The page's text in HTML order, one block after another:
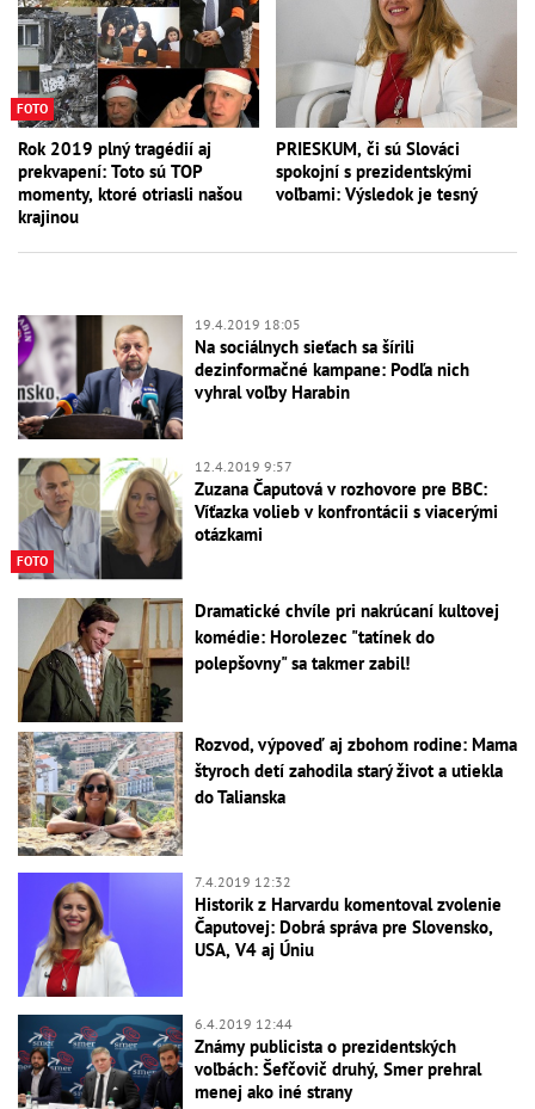
FOTO
Rok 2019 plný tragédií aj
prekvapení: Toto sú TOP
momenty, ktoré otriasli našou
krajinou
PRIESKUM, či sú Slováci
spokojní s prezidentskými
voľbami: Výsledok je tesný
19.4.2019 18:05
Na sociálnych sieťach sa šírili
dezinformačné kampane: Podľa nich
vyhral voľby Harabin
FOTO
12.4.2019 9:57
Zuzana Čaputová v rozhovore pre BBC:
Víťazka volieb v konfrontácii s viacerými
otázkami
Dramatické chvíle pri nakrúcaní kultovej
komédie: Horolezec "tatínek do
polepšovny" sa takmer zabil!
Rozvod, výpoveď aj zbohom rodine: Mama
štyroch detí zahodila starý život a utiekla
do Talianska
7.4.2019 12:32
Historik z Harvardu komentoval zvolenie
Čaputovej: Dobrá správa pre Slovensko,
USA, V4 aj Úniu
6.4.2019 12:44
Známy publicista o prezidentských
voľbách: Šefčovič druhý, Smer prehral
menej ako iné strany